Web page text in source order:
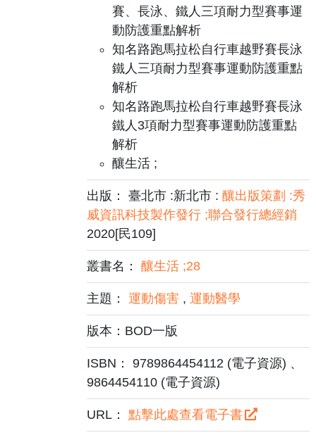
賽、長泳、鐵人三項耐力型賽事運
動防護重點解析
知名路跑馬拉松自行車越野賽長泳
鐵人三項耐力型賽事運動防護重點
解析
知名路跑馬拉松自行車越野賽長泳
鐵人3項耐力型賽事運動防護重點
解析
釀生活 ;
出版： 臺北市 :新北市 :釀出版策劃 :秀
威資訊科技製作發行 ;聯合發行總經銷
2020[民109]
叢書名：釀生活 ;28
主題：運動傷害 ,運動醫學
版本：BOD一版
ISBN： 9789864454112 (電子資源) 、
9864454110 (電子資源)
URL：點擊此處查看電子書